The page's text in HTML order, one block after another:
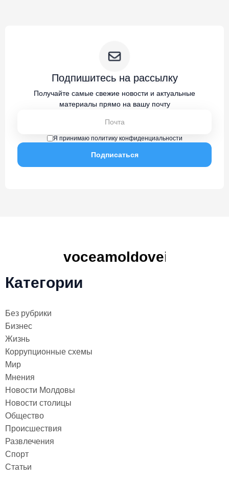
Подпишитесь на рассылку
Получайте самые свежие новости и актуальные
материалы прямо на вашу почту
Я принимаю политику конфиденциальности
Категории
Без рубрики
Бизнес
Жизнь
Коррупционные схемы
Мир
Мнения
Новости Молдовы
Новости столицы
Общество
Происшествия
Развлечения
Спорт
Статьи